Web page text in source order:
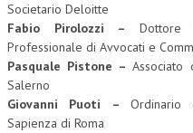
Societario Deloitte
Fabio Pirolozzi – Dottore
Professionale di Avvocati e
Pasquale Pistone –Associato
Salerno
Giovanni Puoti – Ordinario
Sapienza di Roma